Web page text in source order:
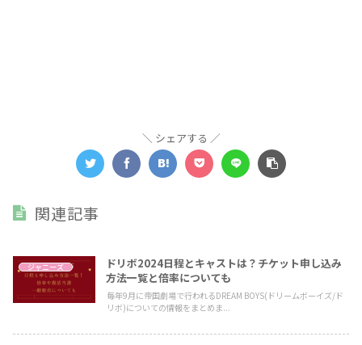
シェアする
関連記事
ジャニーズ
ドリボ2024日程とキャストは？チケット申し込み
方法一覧と倍率についても
毎年9月に帝国劇場で行われるDREAM BOYS(ドリームボーイズ/ド
リボ)についての情報をまとめま...